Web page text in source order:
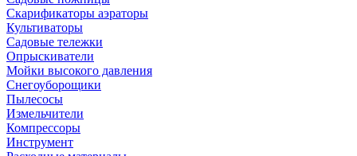
Скарификаторы аэраторы
Культиваторы
Садовые тележки
Опрыскиватели
Мойки высокого давления
Снегоуборощики
Пылесосы
Измельчители
Компрессоры
Инструмент